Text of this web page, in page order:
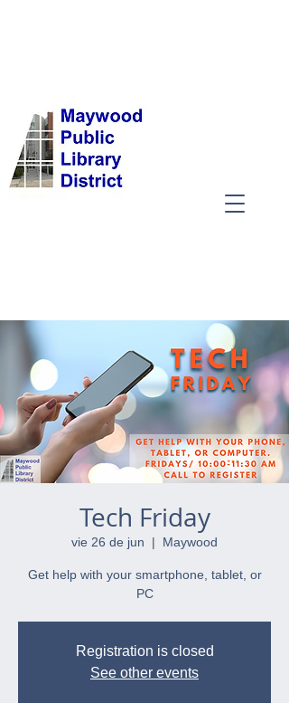
Tech Friday
vie 26 de jun
  |
Maywood
Get help with your smartphone, tablet, or
PC
Registration is closed
See other events